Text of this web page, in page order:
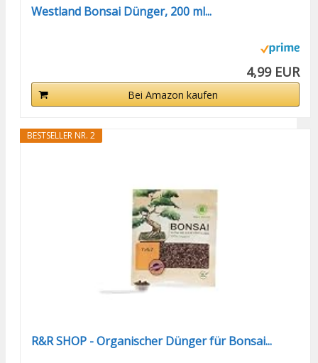
Westland Bonsai Dünger, 200 ml...
4,99 EUR
Bei Amazon kaufen
BESTSELLER NR. 2
R&R SHOP - Organischer Dünger für Bonsai...